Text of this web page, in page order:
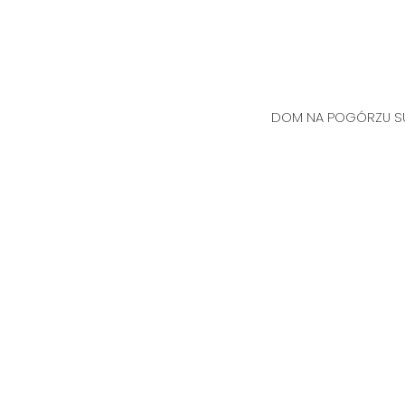
DOM NA POGÓRZU